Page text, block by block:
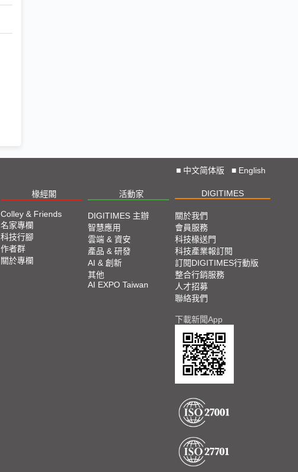
■ 中文简体版 ■ English
椽經閣 活動家 DIGITIMES
Colley & Friends
名家專欄
科技行腳
作者群
關於專欄
DIGITIMES 主辦
智慧應用
雲端 & 資安
產品 & 研發
AI & 創新
其他
AI EXPO Taiwan
關於我們
會員服務
科技椽送門
科技產業報訂閱
訂閱DIGITIMES行動版
整合行銷服務
人才招募
聯絡我們
下載新聞App